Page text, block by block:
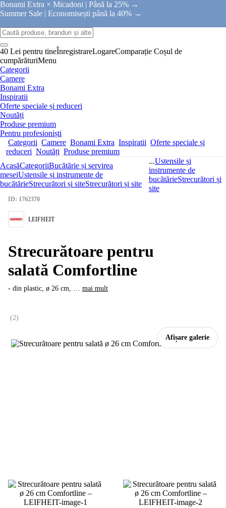
Bonami Extra × Micadoni | Până la 25% →
Summer Sale | Economisești până la 40% →
40 Lei pentru tineÎnregistrareLogareComparație Coșul de
cumpărăturiMenu
Categorii
Camere
Bonami Extra
Inspiratii
Oferte speciale și reduceri
Noutăți
Produse premium
Pentru profesioniști
Categorii Camere Bonami Extra Inspiratii Oferte speciale și
reduceri Noutăți Produse premium
AcasăCategoriiBucătărie și servirea
meseiUstensile și instrumente de
bucătărieStrecurători și siteStrecurători și site
...Ustensile și
instrumente de
bucătărieStrecurători și
site
Afișare galerie
ID: 1762370
LEIFHEIT
Strecurătoare pentru
salată Comfortline
- din plastic, ø 26 cm, … mai mult
(2)